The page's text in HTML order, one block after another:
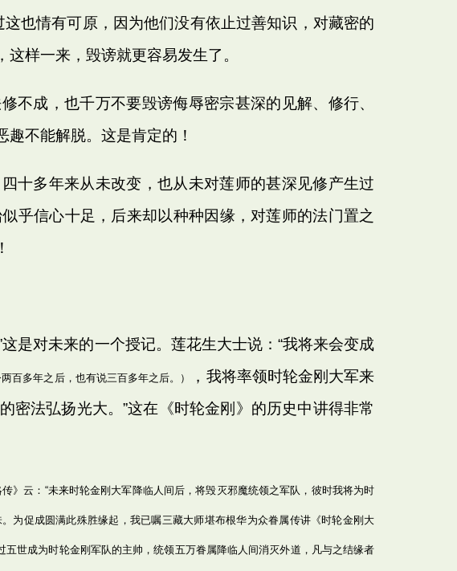
也情有可原，因为他们没有依止过善知识，对藏密的
样一来，毁谤就更容易发生了。
不成，也千万不要毁谤侮辱密宗甚深的见解、修行、
不能解脱。这是肯定的！
十多年来从未改变，也从未对莲师的甚深见修产生过
乎信心十足，后来却以种种因缘，对莲师的法门置之
对未来的一个授记。莲花生大士说：“我将来会变成
百多年之后，也有说三百多年之后。）
，我将率领时轮金刚大军来
密法弘扬光大。”这在《时轮金刚》的历史中讲得非常
传》云：“未来时轮金刚大军降临人间后，将毁灭邪魔统领之军队，彼时我将为时
为促成圆满此殊胜缘起，我已嘱三藏大师堪布根华为众眷属传讲《时轮金刚大
五世成为时轮金刚军队的主帅，统领五万眷属降临人间消灭外道，凡与之结缘者